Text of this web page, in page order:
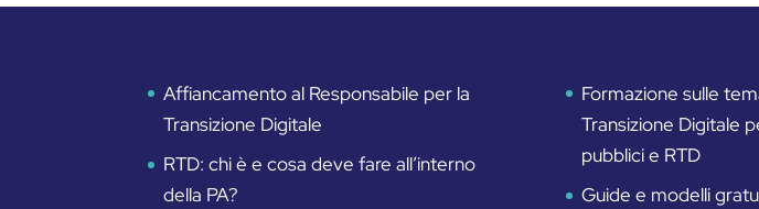
Affiancamento al Responsabile per la
Transizione Digitale
RTD: chi è e cosa deve fare all’interno
della PA?
Formazione sulle
Transizione Digitale
pubblici e RTD
Guide e modelli